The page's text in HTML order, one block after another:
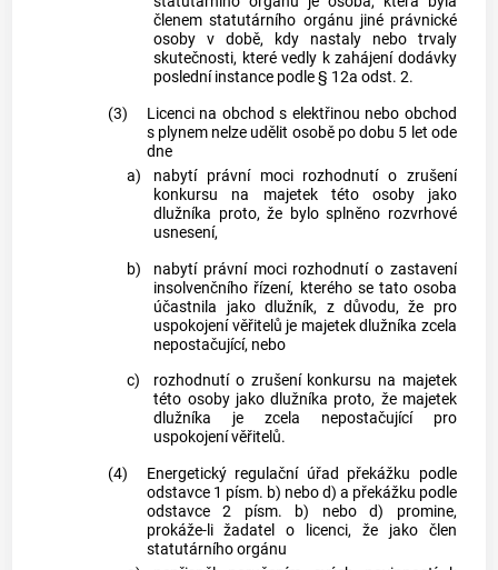
členem statutárního orgánu jiné právnické
osoby v době, kdy nastaly nebo trvaly
skutečnosti, které vedly k zahájení dodávky
poslední instance podle § 12a odst. 2.
(3)
Licenci na obchod s elektřinou nebo obchod
s plynem nelze udělit osobě po dobu 5 let ode
dne
a)
nabytí právní moci rozhodnutí o zrušení
konkursu na majetek této osoby jako
dlužníka proto, že bylo splněno rozvrhové
usnesení,
b)
nabytí právní moci rozhodnutí o zastavení
insolvenčního řízení, kterého se tato osoba
účastnila jako dlužník, z důvodu, že pro
uspokojení věřitelů je majetek dlužníka zcela
nepostačující, nebo
c)
rozhodnutí o zrušení konkursu na majetek
této osoby jako dlužníka proto, že majetek
dlužníka je zcela nepostačující pro
uspokojení věřitelů.
(4)
Energetický regulační úřad překážku podle
odstavce 1 písm. b) nebo d) a překážku podle
odstavce 2 písm. b) nebo d) promine,
prokáže-li žadatel o licenci, že jako člen
statutárního orgánu